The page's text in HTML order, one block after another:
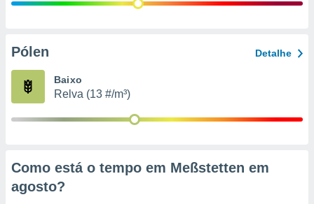
e
de
Pólen Detalhe
Baixo
Relva (13 #/m³)
Como está o tempo em Meßstetten em
agosto?